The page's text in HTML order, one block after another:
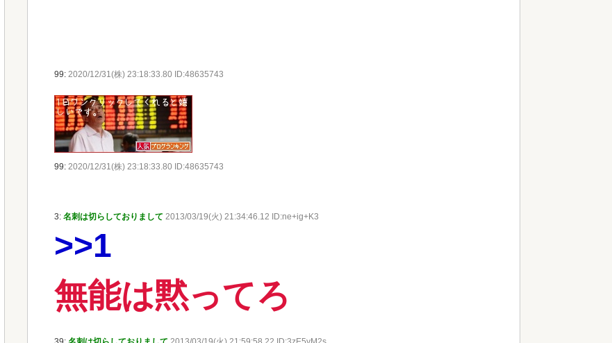
99: 2020/12/31(株) 23:18:33.80 ID:48635743
99: 2020/12/31(株) 23:18:33.80 ID:48635743
3: 名刺は切らしておりまして 2013/03/19(火) 21:34:46.12 ID:ne+ig+K3
>>1
無能は黙ってろ